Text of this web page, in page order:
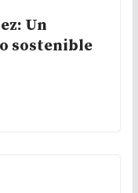
Un
sostenible